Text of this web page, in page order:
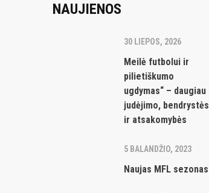
NAUJIENOS
30 LIEPOS, 2026
Meilė futbolui ir
pilietiškumo
ugdymas“ – daugiau
judėjimo, bendrystės
ir atsakomybės
5 BALANDŽIO, 2023
Naujas MFL sezonas